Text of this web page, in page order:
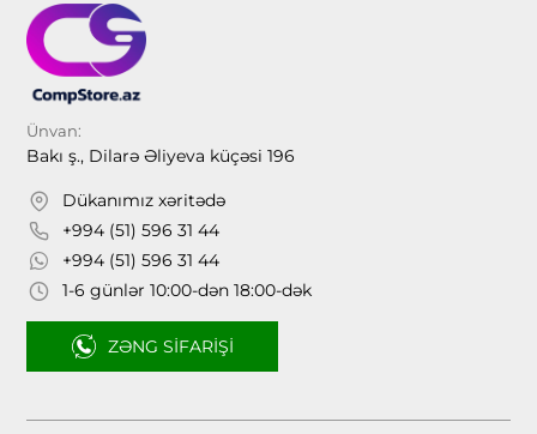
Ünvan:
Bakı ş., Dilarə Əliyeva küçəsi 196
Dükanımız xəritədə
+994 (51) 596 31 44
+994 (51) 596 31 44
1-6 günlər 10:00-dən 18:00-dək
ZƏNG SIFARIŞI